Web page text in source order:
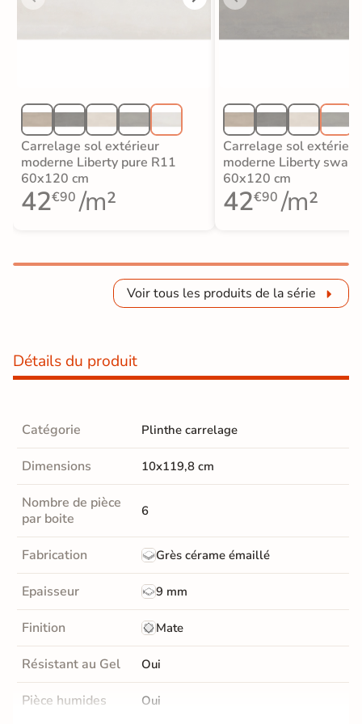
Carrelage sol extérieur
moderne Liberty pure R11
60x120 cm
42€90 /m²
Carrelage sol extérieur
moderne Liberty
60x120 cm
42€90 /m²
Voir tous les produits de la série
Détails du produit
Catégorie Plinthe carrelage
Dimensions 10x119,8 cm
Nombre de pièce
par boite
6
Fabrication Grès cérame émaillé
Epaisseur 9 mm
Finition Mate
Résistant au Gel Oui
Pièce humides Oui